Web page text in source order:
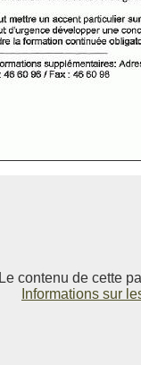
Le contenu de cette
Informations sur